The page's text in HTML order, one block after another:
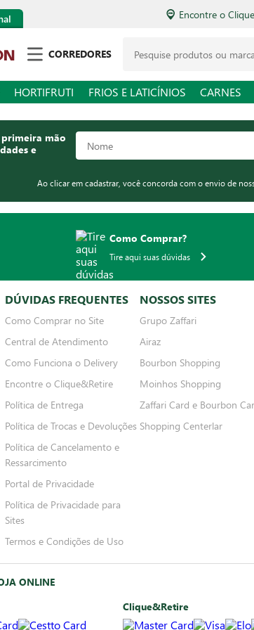
Encontre o
CORREDORES
HORTIFRUTI FRIOS E LATICÍNIOS CARNES
primeira mão
e
Ao clicar em cadastrar, você concorda com o envio de
Como Comprar?
Tire aqui suas dúvidas
DÚVIDAS FREQUENTES
Como Comprar no Site
Central de Atendimento
Como Funciona o Delivery
Encontre o Clique&Retire
Política de Entrega
Política de Trocas e Devoluções
Política de Cancelamento e
Ressarcimento
Portal de Privacidade
Política de Privacidade para
Sites
Termos e Condições de Uso
NOSSOS SITES
Grupo Zaffari
Airaz
Bourbon Shopping
Moinhos Shopping
Zaffari Card e Bourbon
Shopping Centerlar
ONLINE
Clique&Retire